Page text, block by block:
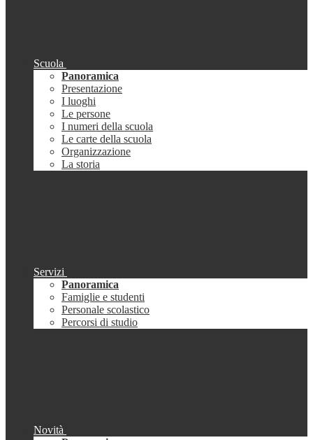
Scuola
Panoramica
Presentazione
I luoghi
Le persone
I numeri della scuola
Le carte della scuola
Organizzazione
La storia
Servizi
Panoramica
Famiglie e studenti
Personale scolastico
Percorsi di studio
Novità